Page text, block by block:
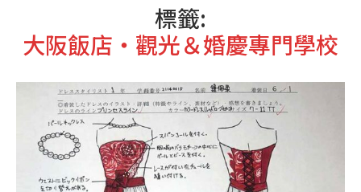
標籤:
大阪飯店・觀光＆婚慶專門學校